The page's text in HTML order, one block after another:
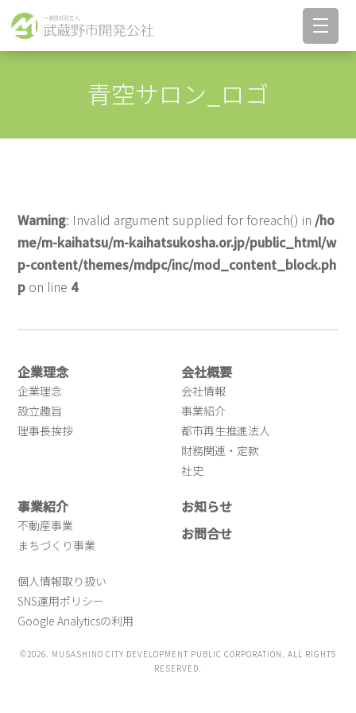
青空サロン_ロゴ
Warning: Invalid argument supplied for foreach() in /ho
me/m-kaihatsu/m-kaihatsukosha.or.jp/public_html/w
p-content/themes/mdpc/inc/mod_content_block.ph
p on line 4
企業理念
企業理念
設立趣旨
理事長挨拶
会社概要
会社情報
事業紹介
都市再生推進法人
財務関連・定款
社史
事業紹介
不動産事業
まちづくり事業
お知らせ
お問合せ
個人情報取り扱い
SNS運用ポリシー
Google Analyticsの利用
©2026. MUSASHINO CITY DEVELOPMENT PUBLIC CORPORATION. ALL RIGHTS
RESERVED.